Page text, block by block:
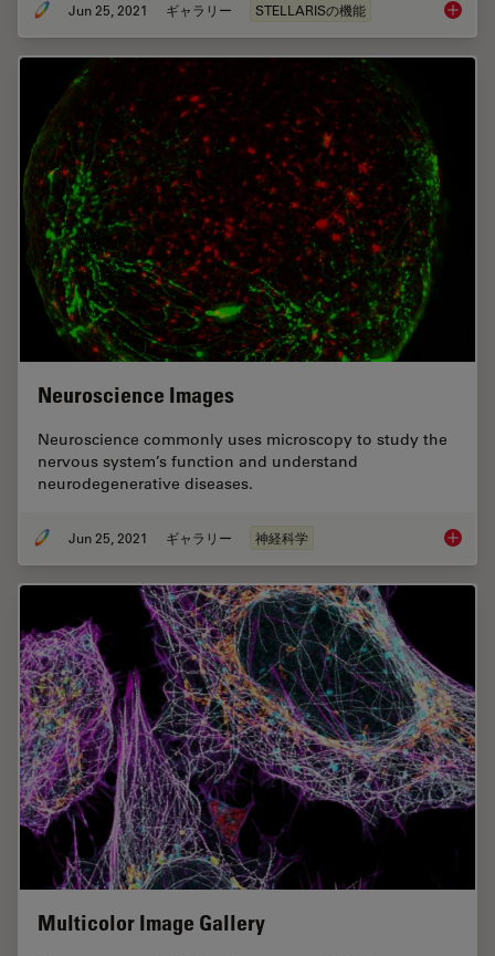
Jun 25, 2021 ギャラリー STELLARISの機能 Tissue
Neuroscience Images
Neuroscience commonly uses microscopy to study the
nervous system’s function and understand
neurodegenerative diseases.
Jun 25, 2021 ギャラリー 神経科学
Multicolor Image Gallery